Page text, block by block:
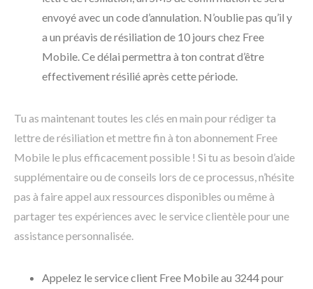
envoyé avec un code d’annulation. N’oublie pas qu’il y
a un préavis de résiliation de 10 jours chez Free
Mobile. Ce délai permettra à ton contrat d’être
effectivement résilié après cette période.
Tu as maintenant toutes les clés en main pour rédiger ta
lettre de résiliation et mettre fin à ton abonnement Free
Mobile le plus efficacement possible ! Si tu as besoin d’aide
supplémentaire ou de conseils lors de ce processus, n’hésite
pas à faire appel aux ressources disponibles ou même à
partager tes expériences avec le service clientèle pour une
assistance personnalisée.
Appelez le service client Free Mobile au 3244 pour